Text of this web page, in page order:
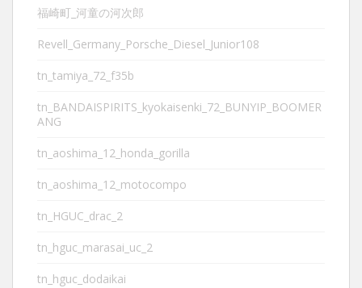
福崎町_河童の河次郎
Revell_Germany_Porsche_Diesel_Junior108
tn_tamiya_72_f35b
tn_BANDAISPIRITS_kyokaisenki_72_BUNYIP_BOOMER
ANG
tn_aoshima_12_honda_gorilla
tn_aoshima_12_motocompo
tn_HGUC_drac_2
tn_hguc_marasai_uc_2
tn_hguc_dodaikai